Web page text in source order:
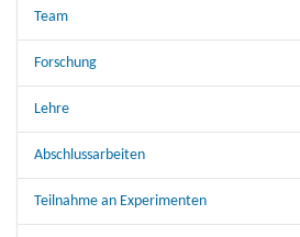
Team
Forschung
Lehre
Abschlussarbeiten
Teilnahme an Experimenten